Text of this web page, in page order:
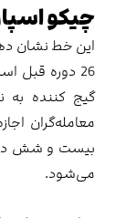
چیکو
این خط نشان
26 دوره
گیج کننده به
معامله‌گران
بیست و شش
می‌شود.